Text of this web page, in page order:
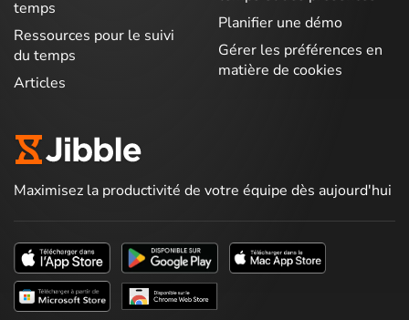
temps
Ressources pour le suivi
du temps
Articles
Planifier une démo
Gérer les préférences en
matière de cookies
Maximisez la productivité de votre équipe dès aujourd'hui